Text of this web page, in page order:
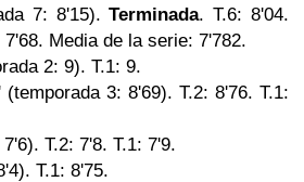
7: 8'15).Terminada. T.6: 8'04.
7'68. Media de la serie: 7'782.
2: 9). T.1: 9.
(temporada 3: 8'69). T.2: 8'76. T.1:
T.2: 7'8. T.1: 7'9.
T.1: 8'75.